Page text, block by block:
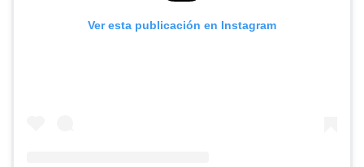
Ver esta publicación en Instagram